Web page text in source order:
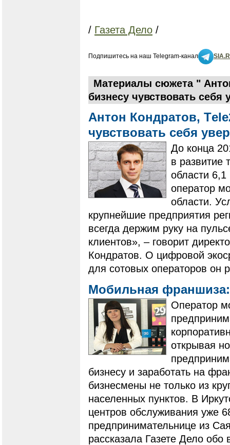
/ Газета Дело /
Подпишитесь на наш Telegram-канал
Материалы сюжета "
бизнесу чувствовать себя
Антон Кондратов,
чувствовать себя
До конца
в развитие
области
оператор
области.
крупнейшие предприятия
всегда держим руку на
клиентов», – говорит
Кондратов. О цифровой
для сотовых операторов он
Мобильная
Оператор
открывая
бизнесу и заработать на
бизнесмены не только из
населенных пунктов. В
центров обслуживания уже
предпринимательнице из
рассказала Газете Дело